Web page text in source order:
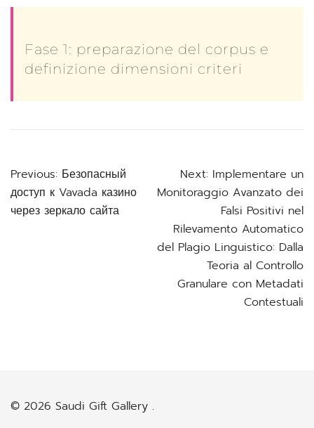
Fase 1: preparazione del corpus e
definizione dimensioni criteri
Post
navigation
Previous: Безопасный
доступ к Vavada казино
через зеркало сайта
Next: Implementare un
Monitoraggio Avanzato dei
Falsi Positivi nel
Rilevamento Automatico
del Plagio Linguistico: Dalla
Teoria al Controllo
Granulare con Metadati
Contestuali
© 2026 Saudi Gift Gallery .